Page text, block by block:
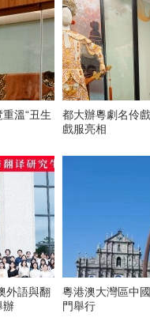
溫“丑生
都大辦粵劇名伶
戲服亮相
外語與翻
辦
粵港澳大灣區中
門舉行